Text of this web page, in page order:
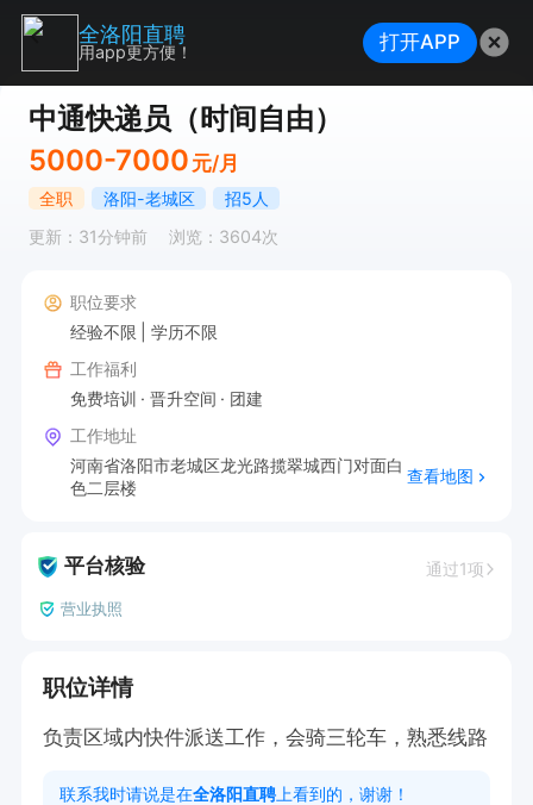
中通快递员（时间自由）
5000-7000 元/月
全职 洛阳-老城区
招5人
更新：31分钟前
浏览：3604次
职位要求
经验不限
学历不限
工作福利
免费培训
晋升空间
团建
工作地址
河南省洛阳市老城区龙光路揽翠城西门对面白
色二层楼
查看地图
平台核验 通过1项
营业执照
职位详情
负责区域内快件派送工作，会骑三轮车，熟悉线路
联系我时请说是在全洛阳直聘 上看到的，谢谢！
全洛阳直聘
用app更方便！ 打开APP